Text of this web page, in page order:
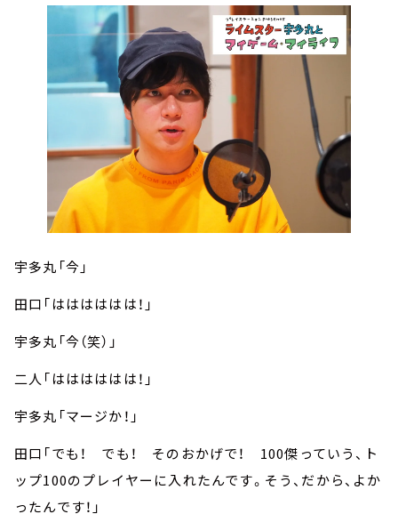
宇多丸「今」
田口「はははははは！」
宇多丸「今（笑）」
二人「はははははは！」
宇多丸「マージか！」
田口「でも！ でも！ そのおかげで！ 100傑っていう、ト
ップ100のプレイヤーに入れたんです。そう、だから、よか
ったんです！」